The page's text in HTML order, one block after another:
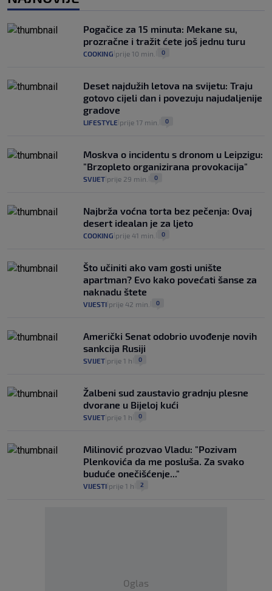
zdravstvenu iskaznicu". Kakva su prava
pacijenata izvan mjesta prebivališta?
VIJESTI
Pogačice za 15 minuta: Mekane su,
prozračne i tražit ćete još jednu turu
COOKING prije 10 min. 0
Deset najdužih letova na svijetu: Traju
gotovo cijeli dan i povezuju najudaljenije
gradove
LIFESTYLE prije 17 min. 0
Moskva o incidentu s dronom u Leipzigu:
"Brzopleto organizirana provokacija"
SVIJET prije 29 min. 0
Najbrža voćna torta bez pečenja: Ovaj
desert idealan je za ljeto
COOKING prije 41 min. 0
Što učiniti ako vam gosti unište
apartman? Evo kako povećati šanse za
naknadu štete
VIJESTI prije 42 min. 0
Američki Senat odobrio uvođenje novih
sankcija Rusiji
SVIJET prije 1 h 0
Žalbeni sud zaustavio gradnju plesne
dvorane u Bijeloj kući
SVIJET prije 1 h 0
Milinović prozvao Vladu: "Pozivam
Plenkovića da me posluša. Za svako
buduće onečišćenje..."
VIJESTI prije 1 h 2
Oglas